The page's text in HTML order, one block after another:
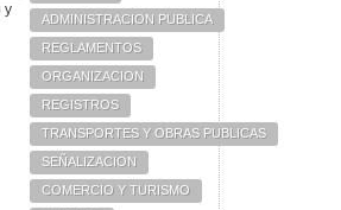
y
ADMINISTRACION PUBLICA
REGLAMENTOS
ORGANIZACION
REGISTROS
TRANSPORTES Y OBRAS PUBLICAS
SEÑALIZACION
COMERCIO Y TURISMO